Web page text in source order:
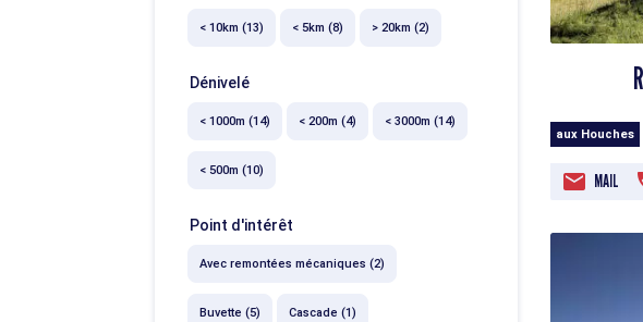
< 10km (13) < 5km (8) > 20km (2)
Dénivelé
< 1000m (14) < 200m (4) < 3000m (14)
< 500m (10)
Point d'intérêt
Avec remontées mécaniques (2)
Buvette (5) Cascade (1)
aux Houches
MAIL